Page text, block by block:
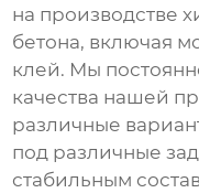
на производстве
бетона, включая
клей. Мы
качества нашей
различные
под различные
стабильным